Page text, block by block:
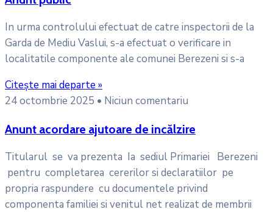
In urma controlului efectuat de catre inspectorii de la
Garda de Mediu Vaslui, s-a efectuat o verificare in
localitatile componente ale comunei Berezeni si s-a
Citește mai departe »
24 octombrie 2025
Niciun comentariu
Anunt acordare ajutoare de incălzire
Titularul se va prezenta Ia sediul Primariei Berezeni
pentru completarea cererilor si declaratiilor pe
propria raspundere cu documentele privind
componenta familiei si venitul net realizat de membrii